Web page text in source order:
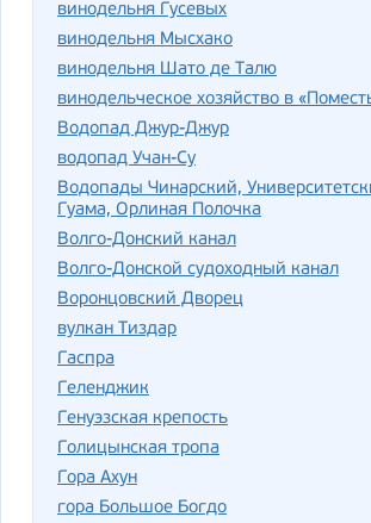
винодельня Гусевых
винодельня Мысхако
винодельня Шато де Талю
винодельческое хозяйство в
Водопад Джур-Джур
водопад Учан-Су
Водопады Чинарский,
Гуама, Орлиная Полочка
Волго-Донский канал
Волго-Донской судоходный канал
Воронцовский Дворец
вулкан Тиздар
Гаспра
Геленджик
Генуэзская крепость
Голицынская тропа
Гора Ахун
гора Большое Богдо